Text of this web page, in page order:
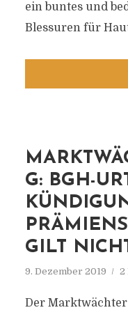
ein buntes und
Blessuren für
G: BGH-
GILT
9. Dezember 2019 2
Der